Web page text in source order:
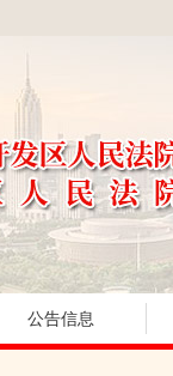
公告信息